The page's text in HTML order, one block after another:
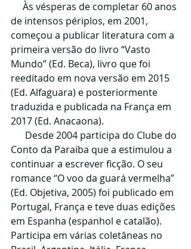
de intensos périplos, em 2001,
começou a publicar literatura com a
primeira versão do livro “Vasto
Mundo” (Ed. Beca), livro que foi
reeditado em nova versão em 2015
(Ed. Alfaguara) e posteriormente
traduzida e publicada na França em
2017 (Ed. Anacaona).​
Conto da Paraíba que a estimulou a
continuar a escrever ficção. O seu
romance “O voo da guará vermelha”
(Ed. Objetiva, 2005) foi publicado em
Portugal, França e teve duas edições
em Espanha (espanhol e catalão).
Participa em várias coletâneas no